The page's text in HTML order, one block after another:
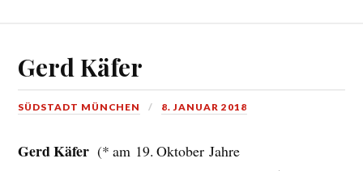
Gerd Käfer
SÜDSTADT MÜNCHEN 8. JANUAR 2018
Gerd Käfer (* am 19. Oktober Jahre